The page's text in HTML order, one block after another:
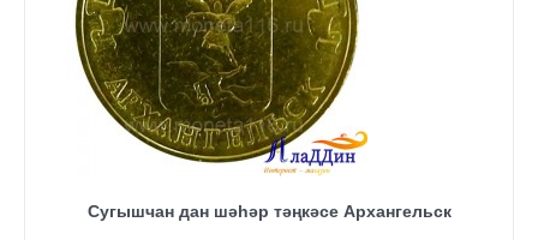
Сугышчан дан шәһәр тәңкәсе Архангельск